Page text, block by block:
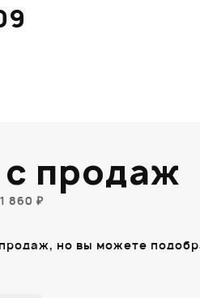
продаж
860 ₽
но вы можете